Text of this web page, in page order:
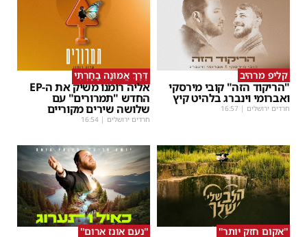
קליפ מרהיב
"הריקוד הזה" קובי מירסקי
ואברומי וינברג בלהיט קיץ
חרדים ירושלים |
16:57
דֶּרֶךְ אֱמוּנָה בָחָרְתִּי
אליה רומנו משיק את ה-EP
החדש "תמרורים" עם
שלושה שירים מקוריים
חרדים ירושלים |
16:54
''אקום חזק יותר'' ''נעם אונז ארום''